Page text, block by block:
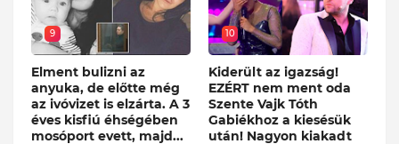
9
Elment bulizni az
anyuka, de előtte még
az ivóvizet is elzárta. A 3
éves kisfiú éhségében
mosóport evett, majd...
10
Kiderült az igazság!
EZÉRT nem ment oda
Szente Vajk Tóth
Gabiékhoz a kiesésük
után! Nagyon kiakadt